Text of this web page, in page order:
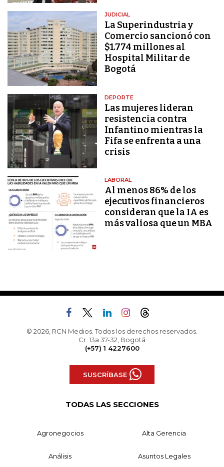
JUDICIAL
La Superindustria y
Comercio sancionó con
$1.774 millones al
Hospital Militar de
Bogotá
DEPORTE
Las mujeres lideran
resistencia contra
Infantino mientras la
Fifa se enfrenta a una
crisis
LABORAL
Al menos 86% de los
ejecutivos financieros
consideran que la IA es
más valiosa que un MBA
© 2026, RCN Medios. Todos los derechos reservados.
Cr. 13a 37-32, Bogotá
(+57) 1 4227600
SUSCRÍBASE
TODAS LAS SECCIONES
Agronegocios Alta Gerencia
Análisis Asuntos Legales